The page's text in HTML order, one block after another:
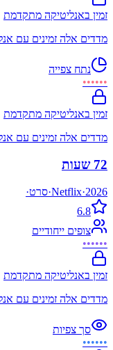
זמין באנליטיקה מתקדמת
מדדים אלה זמינים עם
נתח צפייה
••••••
זמין באנליטיקה מתקדמת
מדדים אלה זמינים עם
72 שעות
2026
·
Netflix
·סרט·
6.8
צופים ייחודיים
••••••
זמין באנליטיקה מתקדמת
מדדים אלה זמינים עם
סך צפיות
••••••